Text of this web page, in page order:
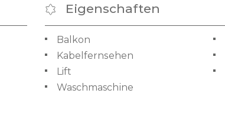
Eigenschaften
Balkon
Kabelfernsehen
Lift
Waschmaschine